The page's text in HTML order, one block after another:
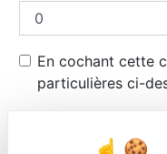
En cochant cette
particulières ci-